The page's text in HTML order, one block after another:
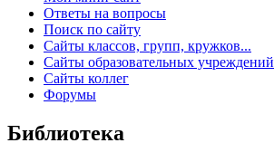
Ответы на вопросы
Поиск по сайту
Сайты классов, групп, кружков...
Сайты образовательных учреждений
Сайты коллег
Форумы
Библиотека